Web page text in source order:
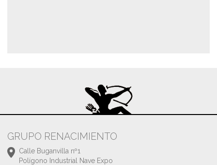
GRUPO RENACIMIENTO
Calle Buganvilla nº1
Polígono Industrial Nave Expo